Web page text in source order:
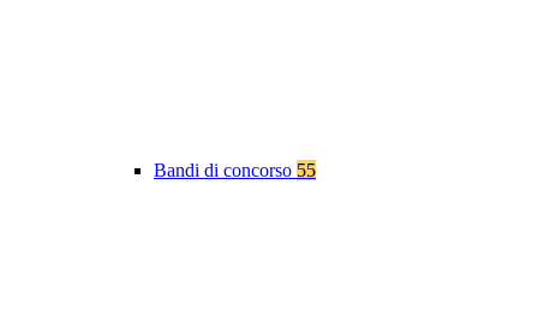
Bandi di concorso 55